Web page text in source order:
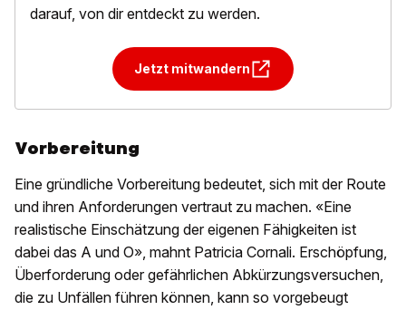
darauf, von dir entdeckt zu werden.
Jetzt mitwandern
Vorbereitung
Eine gründliche Vorbereitung bedeutet, sich mit der Route
und ihren Anforderungen vertraut zu machen. «Eine
realistische Einschätzung der eigenen Fähigkeiten ist
dabei das A und O», mahnt Patricia Cornali. Erschöpfung,
Überforderung oder gefährlichen Abkürzungsversuchen,
die zu Unfällen führen können, kann so vorgebeugt